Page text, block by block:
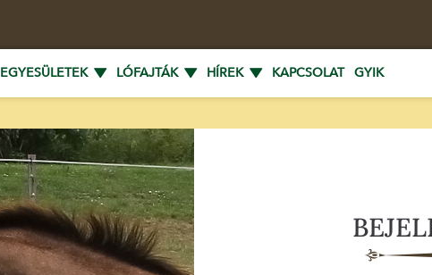
EGYESÜLETEK LÓFAJTÁK HÍREK KAPCSOLAT GYIK